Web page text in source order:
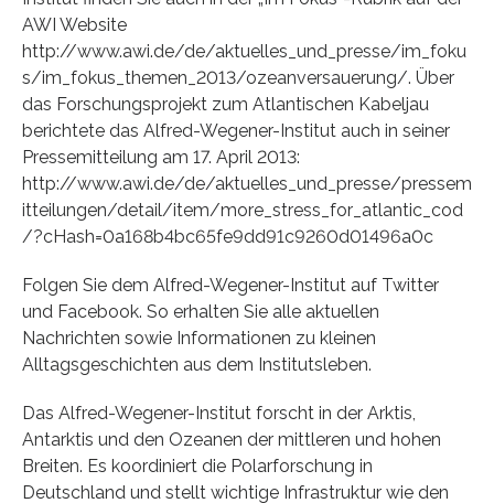
AWI Website
http://www.awi.de/de/aktuelles_und_presse/im_foku
s/im_fokus_themen_2013/ozeanversauerung/. Über
das Forschungsprojekt zum Atlantischen Kabeljau
berichtete das Alfred-Wegener-Institut auch in seiner
Pressemitteilung am 17. April 2013:
http://www.awi.de/de/aktuelles_und_presse/pressem
itteilungen/detail/item/more_stress_for_atlantic_cod
/?cHash=0a168b4bc65fe9dd91c9260d01496a0c
Folgen Sie dem Alfred-Wegener-Institut auf Twitter
und Facebook. So erhalten Sie alle aktuellen
Nachrichten sowie Informationen zu kleinen
Alltagsgeschichten aus dem Institutsleben.
Das Alfred-Wegener-Institut forscht in der Arktis,
Antarktis und den Ozeanen der mittleren und hohen
Breiten. Es koordiniert die Polarforschung in
Deutschland und stellt wichtige Infrastruktur wie den